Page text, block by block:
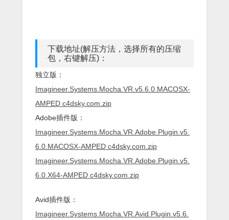
下载地址(解压方法，选择所有的压缩
包，右键解压)：
独立版：
Imagineer.Systems.Mocha.VR.v5.6.0.MACOSX-
AMPED c4dsky.com.zip
Adobe插件版：
Imagineer.Systems.Mocha.VR.Adobe.Plugin.v5.
6.0.MACOSX-AMPED c4dsky.com.zip
Imagineer.Systems.Mocha.VR.Adobe.Plugin.v5.
6.0.X64-AMPED c4dsky.com.zip
Avid插件版：
Imagineer.Systems.Mocha.VR.Avid.Plugin.v5.6.